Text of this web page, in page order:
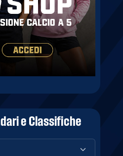
e Classifiche